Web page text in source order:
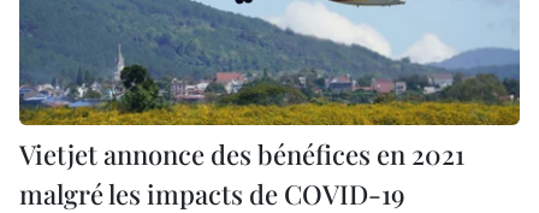
Vietjet annonce des bénéfices en 2021
malgré les impacts de COVID-19